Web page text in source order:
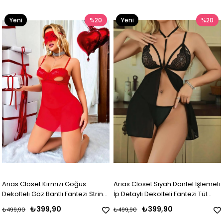
Arias Closet Kırmızı Göğüs
Dekolteli Göz Bantlı Fantezi String
₺399,90
₺499,90
%20
Yeni
Arias Closet Siyah Dantel İşlemeli
İp Detaylı Dekolteli Fantezi Tül
₺399,90
₺499,90
%20
Yeni
Ürün